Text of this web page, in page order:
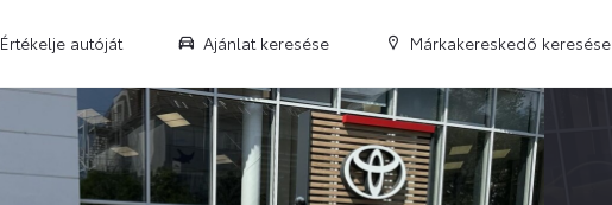
Értékelje autóját Ajánlat keresése Márkakereskedő keresése